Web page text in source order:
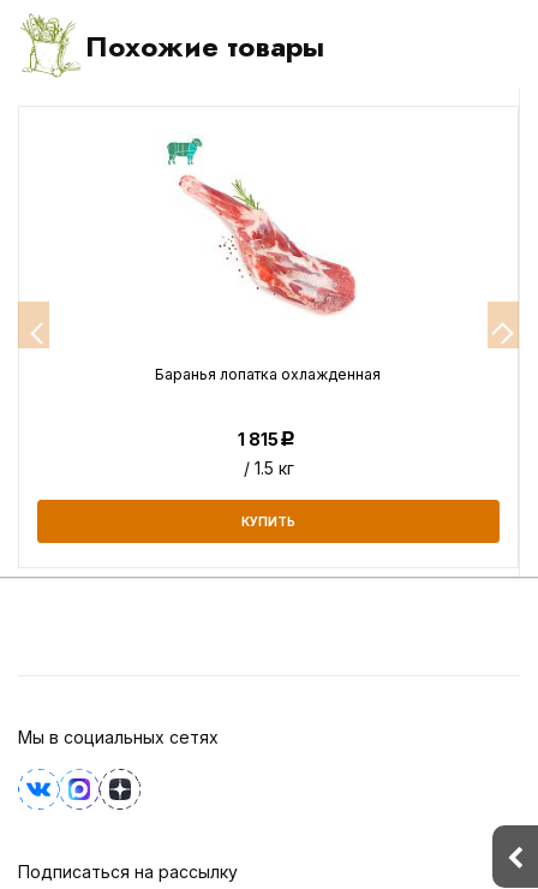
Похожие товары
Баранья лопатка охлажденная
1 815Р
/ 1.5 кг
КУПИТЬ
Мы в социальных сетях
Подписаться на рассылку